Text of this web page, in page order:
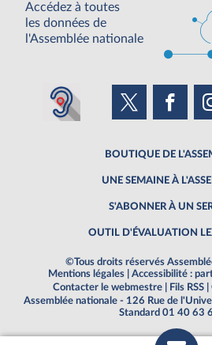
Accédez à toutes
les données de
l'Assemblée nationale
BOUTIQUE DE
UNE SEMAINE À
S'ABONNER À UN
OUTIL D'ÉVALUATION
©Tous droits réservés
Mentions légales
Accessibilité :
Contacter le webmestre
Fils RSS
Assemblée nationale - 126 Rue de
Standard 01 40 63